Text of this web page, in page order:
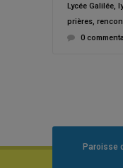
Lycée Galilée,
prières,
0
Paroisse